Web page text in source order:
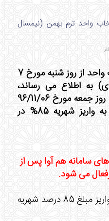
واحد ترم بهمن (نیمسال
با توجه به شروع انتخاب واحد از روز شنبه مورخ 7
به اطلاع می رساند،
دانشجویان تا ساعت 24 روز جمعه مورخ 96/11/06
فرصت دارند تا نسبت به واریز شهریه 85% در
سامانه هم آوا پس از
می شود.
پس هم اینک نسبت به واریز مبلغ 85 درصد شهریه